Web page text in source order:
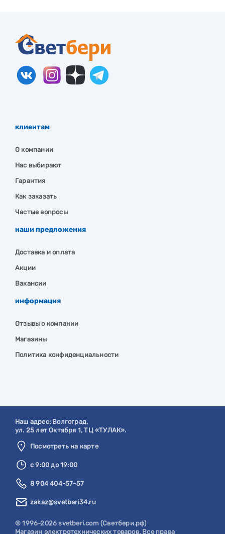
клиентам
О компании
Нас выбирают
Гарантия
Как заказать
Частые вопросы
наши предложения
Доставка и оплата
Акции
Вакансии
информация
Отзывы о компании
Магазины
Политика конфиденциальности
Наш адрес: Волгоград,
ул. 25 лет Октября 1, ТЦ «ТУЛАК».
Посмотреть на карте
с 9:00 до 19:00
8 904 404-57-57
zakaz@svetberi34.ru
© 1996-2026 svetberi.com (Светбери.рф)
Магазин электротехнических товаров. Все права